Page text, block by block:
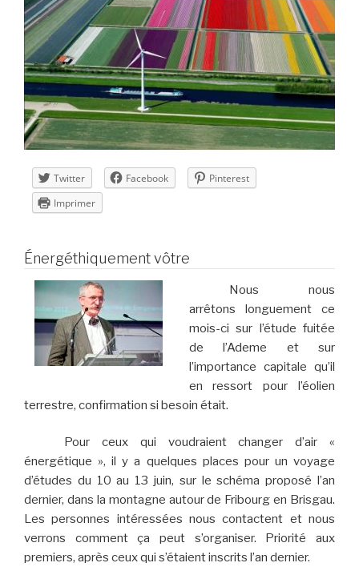
Twitter Facebook
Pinterest
Imprimer
Énergéthiquement vôtre
Nous nous
arrêtons longuement ce
mois-ci sur l’étude fuitée
de l’Ademe et sur
l’importance capitale qu’il
en ressort pour l’éolien
terrestre, confirmation si besoin était.
Pour ceux qui voudraient changer d’air «
énergétique », il y a quelques places pour un voyage
d’études du 10 au 13 juin, sur le schéma proposé l’an
dernier, dans la montagne autour de Fribourg en Brisgau.
Les personnes intéressées nous contactent et nous
verrons comment ça peut s’organiser. Priorité aux
premiers, après ceux qui s’étaient inscrits l’an dernier.